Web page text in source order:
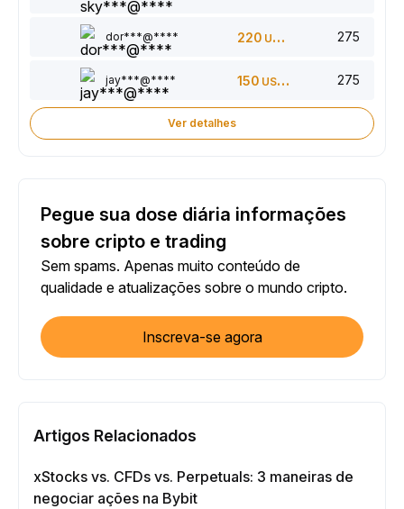
dor***@**** 220 USDT 275
jay***@**** 150 USDT 275
Ver detalhes
Pegue sua dose diária informações
sobre cripto e trading
Sem spams. Apenas muito conteúdo de
qualidade e atualizações sobre o mundo cripto.
Inscreva-se agora
Artigos Relacionados
xStocks vs. CFDs vs. Perpetuals: 3 maneiras de
negociar ações na Bybit